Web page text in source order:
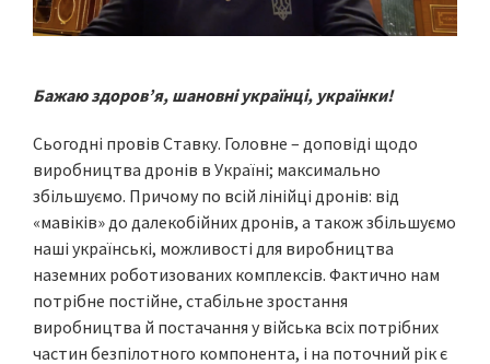
Бажаю здоровʼя, шановні українці, українки!
Сьогодні провів Ставку. Головне – доповіді щодо
виробництва дронів в Україні; максимально
збільшуємо. Причому по всій лінійці дронів: від
«мавіків» до далекобійних дронів, а також збільшуємо
наші українські, можливості для виробництва
наземних роботизованих комплексів. Фактично нам
потрібне постійне, стабільне зростання
виробництва й постачання у війська всіх потрібних
частин безпілотного компонента, і на поточний рік є